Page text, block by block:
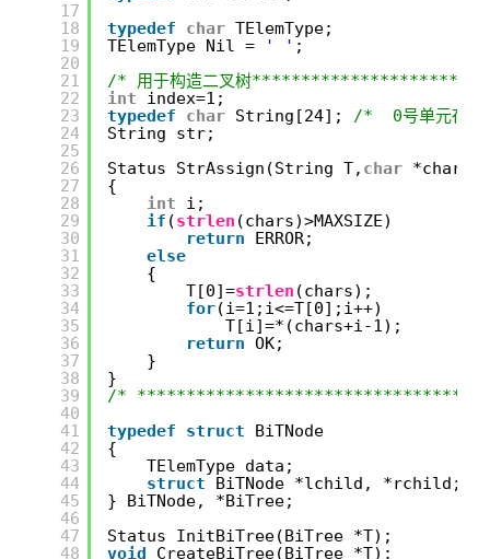
17
18
19
20
21
22
23
24
25
26
27
28
29
30
31
32
33
34
35
36
37
38
39
40
41
42
43
44
45
46
47
48
typedef
char TElemType;
TElemType Nil =
' ' ;
/* 用于构造二叉树
int
index=1;
typedef
char String[24]; /*  0号单元存
String str;
Status StrAssign(String T, char *chars)
{
int
i;
if (strlen (chars)>MAXSIZE)
return
ERROR;
else
{
T[0]=strlen (chars);
for(i=1;i<=T[0];i++)
T[i]=*(chars+i-1);
return OK;
}
}
/*
typedef
struct
BiTNode
{
TElemType data;
struct
BiTNode *lchild, *rchild;
} BiTNode, *BiTree;
Status InitBiTree(BiTree *T);
void
CreateBiTree(BiTree *T);